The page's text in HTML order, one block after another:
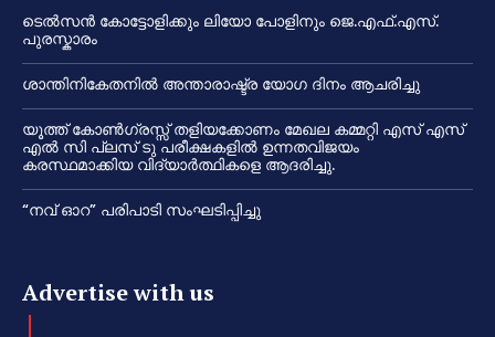
ടെൽസൻ കോട്ടോളിക്കും ലിയോ പോളിനും ജെ.എഫ്.എസ്.
പുരസ്കാരം
ശാന്തിനികേതനിൽ അന്താരാഷ്ട്ര യോഗ ദിനം ആചരിച്ചു
യൂത്ത് കോൺഗ്രസ്സ് തളിയക്കോണം മേഖല കമ്മറ്റി എസ് എസ്
എൽ സി പ്ലസ് ടു പരീക്ഷകളിൽ ഉന്നതവിജയം
കരസ്ഥമാക്കിയ വിദ്യാർത്ഥികളെ ആദരിച്ചു.
“നവ് ഓറ” പരിപാടി സംഘടിപ്പിച്ചു
Advertise with us